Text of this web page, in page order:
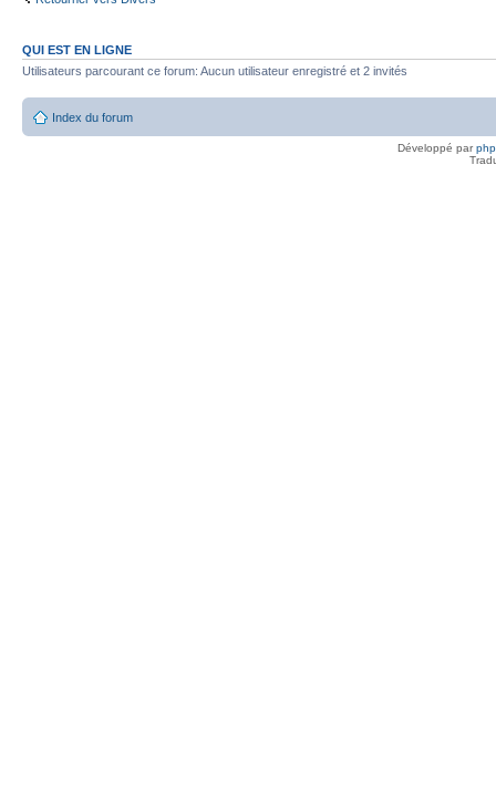
QUI EST EN LIGNE
Utilisateurs parcourant ce forum: Aucun utilisateur enregistré et 2 invités
Index du forum
Développé par